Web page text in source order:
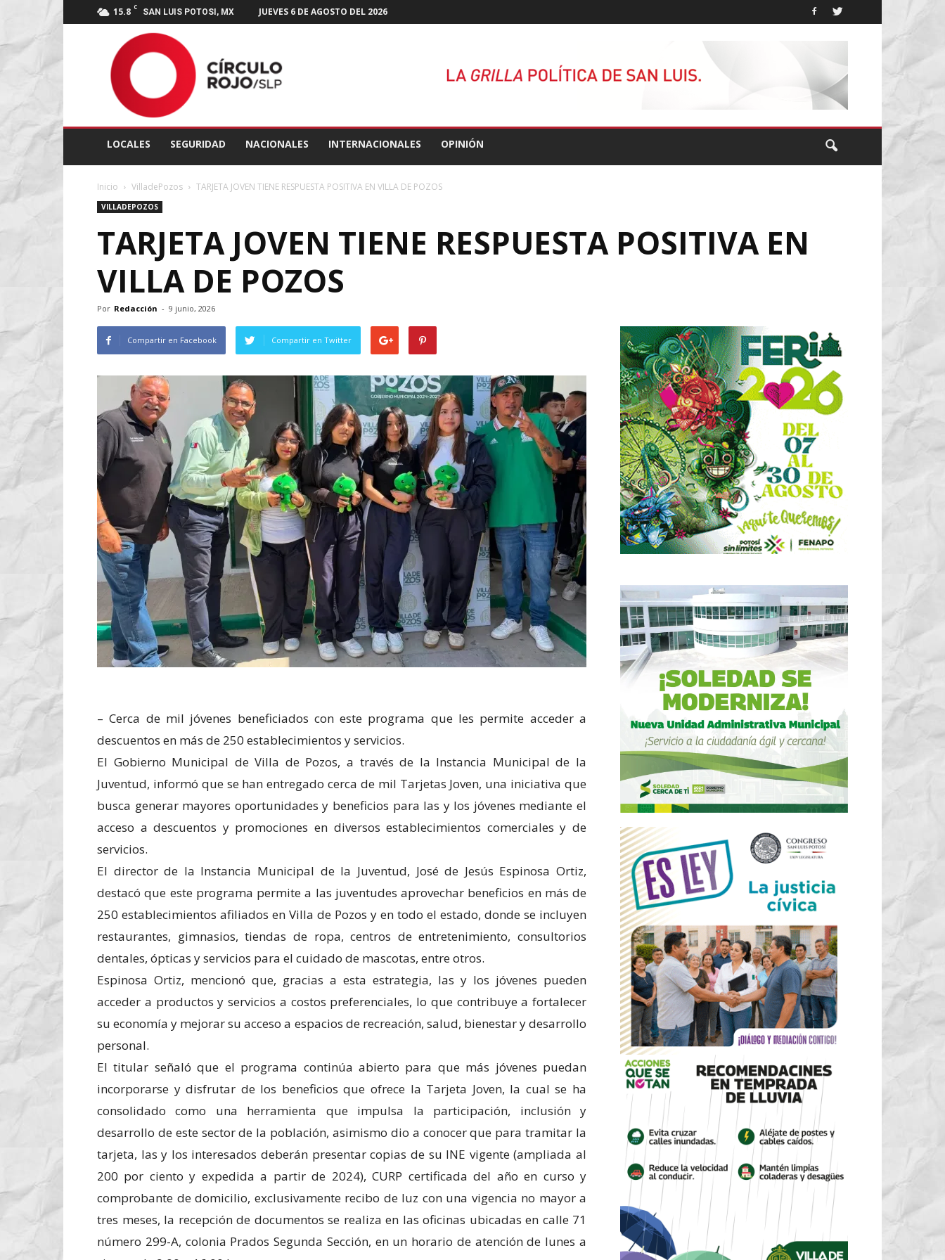
15.8 C
SAN LUIS POTOSI, MX JUEVES 6 DE AGOSTO DEL 2026
Círculo
Rojo
SLP
LOCALES SEGURIDAD NACIONALES INTERNACIONALES OPINIÓN
Inicio VilladePozos TARJETA JOVEN TIENE RESPUESTA POSITIVA EN VILLA DE POZOS
VILLADEPOZOS
TARJETA JOVEN TIENE RESPUESTA POSITIVA EN
VILLA DE POZOS
Por Redacción - 9 junio, 2026
Compartir en Facebook Compartir en Twitter
– Cerca de mil jóvenes beneficiados con este programa que les permite acceder a
descuentos en más de 250 establecimientos y servicios.
El Gobierno Municipal de Villa de Pozos, a través de la Instancia Municipal de la
Juventud, informó que se han entregado cerca de mil Tarjetas Joven, una iniciativa que
busca generar mayores oportunidades y beneficios para las y los jóvenes mediante el
acceso a descuentos y promociones en diversos establecimientos comerciales y de
servicios.
El director de la Instancia Municipal de la Juventud, José de Jesús Espinosa Ortiz,
destacó que este programa permite a las juventudes aprovechar beneficios en más de
250 establecimientos afiliados en Villa de Pozos y en todo el estado, donde se incluyen
restaurantes, gimnasios, tiendas de ropa, centros de entretenimiento, consultorios
dentales, ópticas y servicios para el cuidado de mascotas, entre otros.
Espinosa Ortiz, mencionó que, gracias a esta estrategia, las y los jóvenes pueden
acceder a productos y servicios a costos preferenciales, lo que contribuye a fortalecer
su economía y mejorar su acceso a espacios de recreación, salud, bienestar y desarrollo
personal.
El titular señaló que el programa continúa abierto para que más jóvenes puedan
incorporarse y disfrutar de los beneficios que ofrece la Tarjeta Joven, la cual se ha
consolidado como una herramienta que impulsa la participación, inclusión y
desarrollo de este sector de la población, asimismo dio a conocer que para tramitar la
tarjeta, las y los interesados deberán presentar copias de su INE vigente (ampliada al
200 por ciento y expedida a partir de 2024), CURP certificada del año en curso y
comprobante de domicilio, exclusivamente recibo de luz con una vigencia no mayor a
tres meses, la recepción de documentos se realiza en las oficinas ubicadas en calle 71
número 299-A, colonia Prados Segunda Sección, en un horario de atención de lunes a